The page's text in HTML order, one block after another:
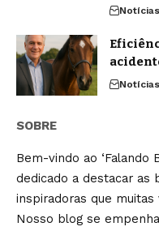
Notícias
Notícias
SOBRE
Bem-vindo ao ‘Falando
dedicado a destacar as
inspiradoras que
Nosso blog se